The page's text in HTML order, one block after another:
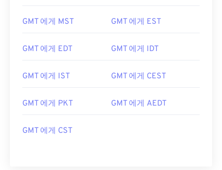
GMT 에게 MST GMT 에게 EST
GMT 에게 EDT GMT 에게 IDT
GMT 에게 IST GMT 에게 CEST
GMT 에게 PKT GMT 에게 AEDT
GMT 에게 CST